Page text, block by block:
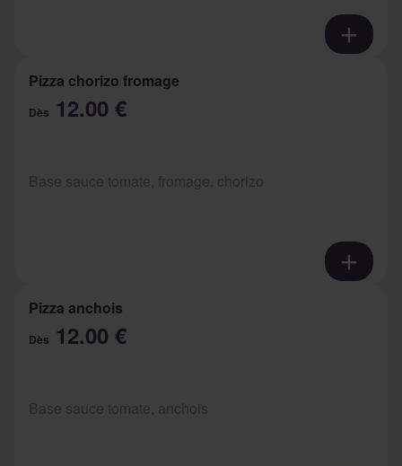
Pizza chorizo fromage
Dès 12.00 €
Pizza anchois
Dès 12.00 €